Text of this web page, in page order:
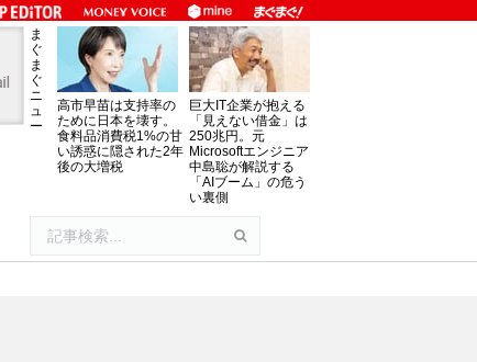
ま
ぐ
ま
ぐ
ニ
ュ
ー
高市早苗は支持率の
ために日本を壊す。
食料品消費税1%の甘
い誘惑に隠された2年
後の大増税
巨大IT企業が抱える
「見えない借金」は
250兆円。元
Microsoftエンジニア
中島聡が解説する
「AIブーム」の危う
い裏側